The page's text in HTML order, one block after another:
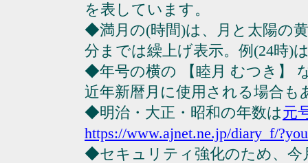
を表しています。
◆満月の(時間)は、月と太陽の
分までは繰上げ表示。例(24時)
◆年号の横の 【睦月 むつき】
近年新暦月に使用される場合も
◆明治・大正・昭和の年数は元
https://www.ajnet.ne.jp/diary_f/
◆セキュリティ強化のため、今